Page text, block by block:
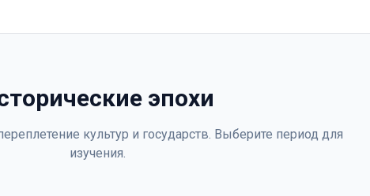
эпохи
культур и государств. Выберите период для
изучения.